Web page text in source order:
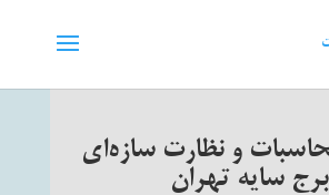
و نظارت سازه‌ای
برج سایه تهران